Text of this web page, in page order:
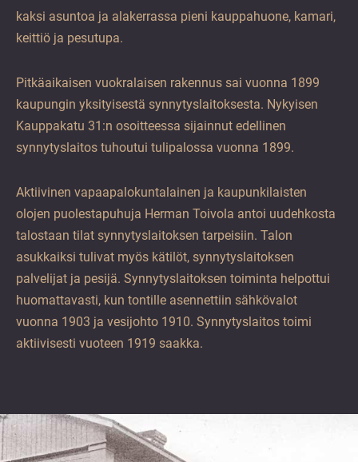
kaksi asuntoa ja alakerrassa pieni kauppahuone, kamari,
keittiö ja pesutupa.
Pitkäaikaisen vuokralaisen rakennus sai vuonna 1899
kaupungin yksityisestä synnytyslaitoksesta. Nykyisen
Kauppakatu 31:n osoitteessa sijainnut edellinen
synnytyslaitos tuhoutui tulipalossa vuonna 1899.
Aktiivinen vapaapalokuntalainen ja kaupunkilaisten
olojen puolestapuhuja Herman Toivola antoi uudehkosta
talostaan tilat synnytyslaitoksen tarpeisiin. Talon
asukkaiksi tulivat myös kätilöt, synnytyslaitoksen
palvelijat ja pesijä. Synnytyslaitoksen toiminta helpottui
huomattavasti, kun tontille asennettiin sähkövalot
vuonna 1903 ja vesijohto 1910. Synnytyslaitos toimi
aktiivisesti vuoteen 1919 saakka.